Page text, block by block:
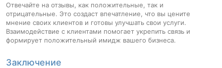
Отвечайте на отзывы, как положительные, так и
отрицательные. Это создаст впечатление, что вы цените
мнение своих клиентов и готовы улучшать свои услуги.
Взаимодействие с клиентами помогает укрепить связь и
формирует положительный имидж вашего бизнеса.
Заключение